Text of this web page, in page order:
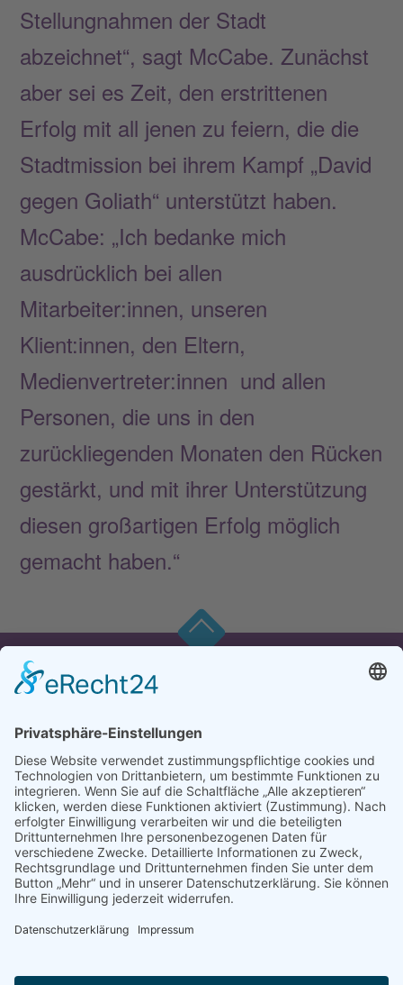
Stellungnahmen der Stadt
abzeichnet“, sagt McCabe. Zunächst
aber sei es Zeit, den erstrittenen
Erfolg mit all jenen zu feiern, die die
Stadtmission bei ihrem Kampf „David
gegen Goliath“ unterstützt haben.
McCabe: „Ich bedanke mich
ausdrücklich bei allen
Mitarbeiter:innen, unseren
Klient:innen, den Eltern,
Medienvertreter:innen und allen
Personen, die uns in den
zurückliegenden Monaten den Rücken
gestärkt, und mit ihrer Unterstützung
diesen großartigen Erfolg möglich
gemacht haben.“
Impressum
Datenschutz
Barrierefreiheit
Downloads
Cookies